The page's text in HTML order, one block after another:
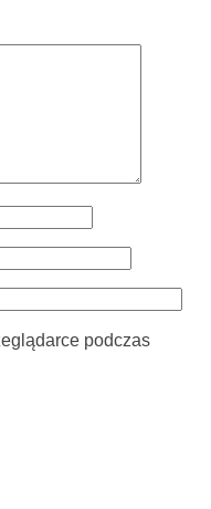
podczas